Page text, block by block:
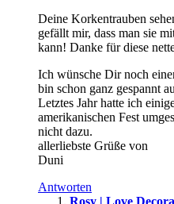
Deine Korkentrauben
gefällt mir, dass man sie
kann! Danke für diese
Ich wünsche Dir noch
bin schon ganz gespannt
Letztes Jahr hatte ich
amerikanischen Fest
nicht dazu.
allerliebste Grüße von
Duni
Antworten
Rosy | Love